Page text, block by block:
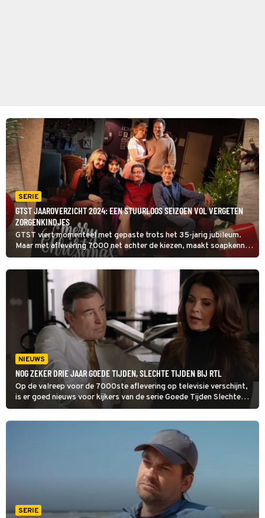
SERIE
GTST JAAROVERZICHT 2024: EEN STUURLOOS SEIZOEN VOL VERGETEN
ZORGENKINDJES
GTST viert momenteel met gepaste trots het 35-jarig jubileum.
Maar met aflevering 7000 net achter de kiezen, maakt soapkenner
Jef Willemsen de zorgwekkende balans op. Afgeraffelde
verhaallijnen, vergeten personages en een reeks onfortuinlijke
exits zorgden voor pijnlijke zeperds.
NIEUWS
NOG ZEKER DRIE JAAR GOEDE TIJDEN, SLECHTE TIJDEN BIJ RTL
Op de valreep voor de 7000ste aflevering op televisie verschijnt,
is er goed nieuws voor kijkers van de serie Goede Tijden Slechte
Tijden. RTL heeft het contract met GTST met drie jaar verlengd.
SERIE